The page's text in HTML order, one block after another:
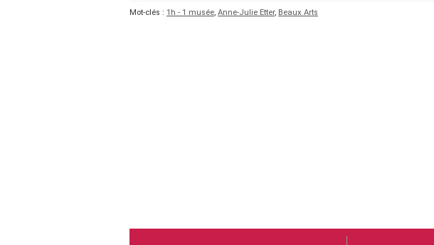
Mot-clés : 1h - 1 musée, Anne-Julie Etter, Beaux Arts